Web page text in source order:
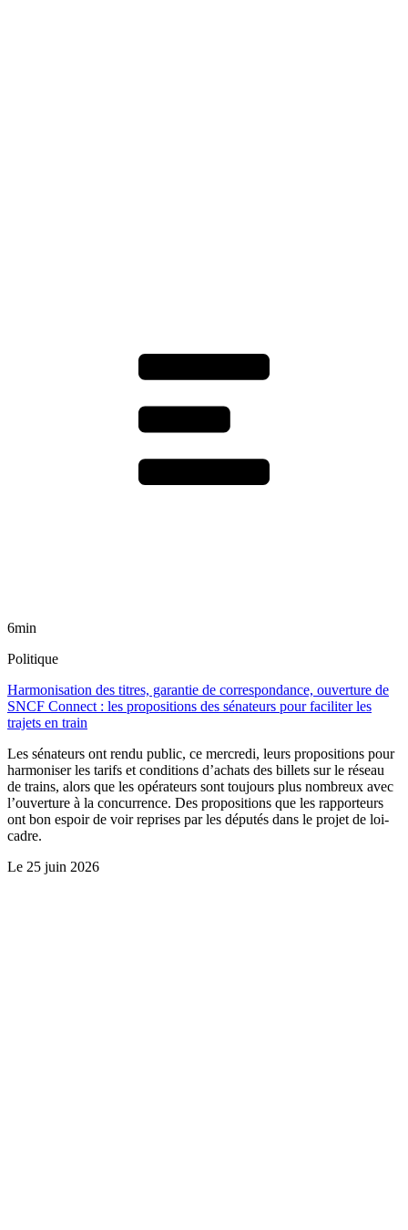
6min
Politique
Harmonisation des titres, garantie de correspondance, ouverture de
SNCF Connect : les propositions des sénateurs pour faciliter les
trajets en train
Les sénateurs ont rendu public, ce mercredi, leurs propositions pour
harmoniser les tarifs et conditions d’achats des billets sur le réseau
de trains, alors que les opérateurs sont toujours plus nombreux avec
l’ouverture à la concurrence. Des propositions que les rapporteurs
ont bon espoir de voir reprises par les députés dans le projet de loi-
cadre.
Le 25 juin 2026